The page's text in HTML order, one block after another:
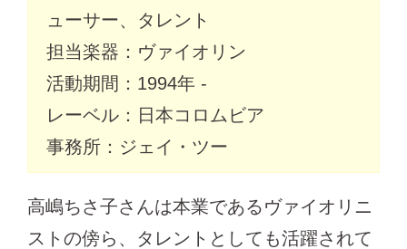
ューサー、タレント
担当楽器：ヴァイオリン
活動期間：1994年 -
レーベル：日本コロムビア
事務所：ジェイ・ツー
高嶋ちさ子さんは本業であるヴァイオリニ
ストの傍ら、タレントとしても活躍されて